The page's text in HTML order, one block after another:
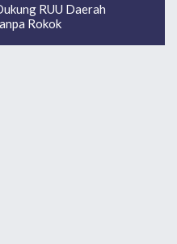
RUU Daerah
Rokok